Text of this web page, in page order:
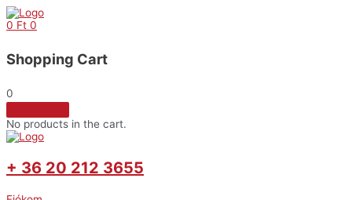
Skip
to
0 Ft 0
Shopping Cart
0
No products in the cart.
+ 36 20 212 3655